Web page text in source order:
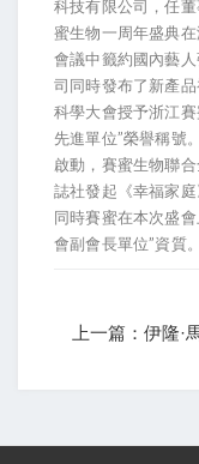
科技有限公司，任
蜜生物一周年盛典
會議中籤約國內藝
司同時發布了新產
科學大會授予浙江
先進單位”榮譽稱號
啟動，賽蜜生物聯
誌社發起《幸福家
同時賽蜜在本次盛
會副會長單位”資質。
上一篇：伊隆·